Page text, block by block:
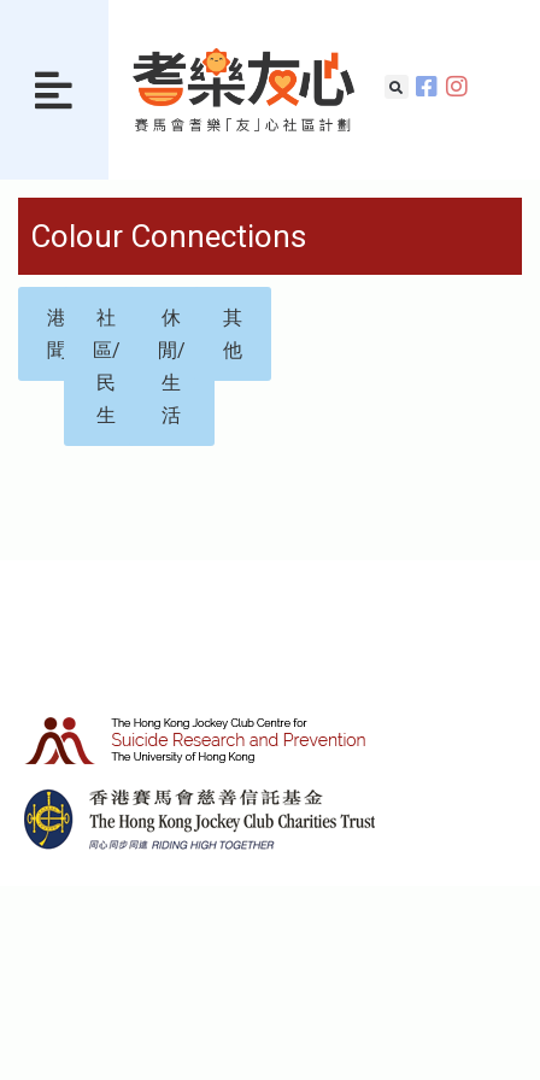
Colour Connections
港
聞
社
區/
民
生
休
閒/
生
活
其
他